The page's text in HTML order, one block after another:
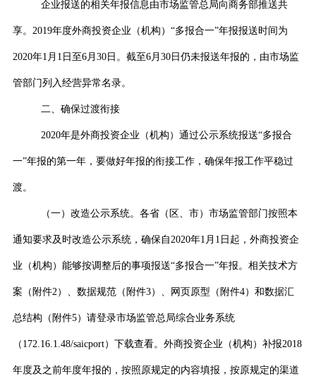
企业报送的相关年报信息由市场监管总局向商务部推送共
享。 2019年度外商投资企业（机构）“多报合一”年报报送时间为
2020年1 月 1 日至6月 30日。截至6月 30日仍未报送年报的，由市场监
管部门列入经营异常名录。
二、确保过渡衔接
2020年是外商投资企业（机构）通过公示系统报送“多报合
一”年报的第一年，要做好年报的衔接工作，确保年报工作平稳过
渡。
（一）改造公示系统。 各省（区、市）市场监管部门按照本
通知要求及时改造公示系统，确保自 2020年1 月 1 日起，外商投资企
业（机构）能够按调整后的事项报送“多报合一”年报。相关技术方
案（附件2 ）、数据规范（附件3）、网页原型（附件4）和数据汇
总结构（附件5）请登录市场监管总局综合业务系统
（ 172.16.1.48/saicport）下载查看。外商投资企业（机构）补报2018
年度及之前年度年报的，按照原规定的内容填报，按原规定的渠道